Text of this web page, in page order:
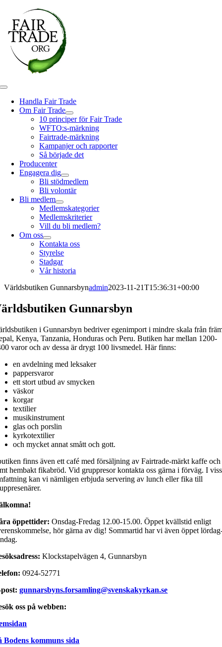
innehållet
Toggle
NavigationHandla Fair Trade
Om Fair Trade
10 principer för Fair Trade
WFTO:s-märkning
Fairtrade-märkning
Kampanjer och rapporter
Så började det
Producenter
Engagera dig
Bli stödmedlem
Bli volontär
Bli medlem
Medlemskategorier
Medlemskriterier
Vill du bli medlem?
Om oss
Kontakta oss
Styrelse
Stadgar
Vår historia
Världsbutiken Gunnarsbynadmin2023-11-21T15:36:31+00:00
Gunnarsbyn
i Gunnarsbyn bedriver egenimport i mindre skala från
Kenya, Tanzania, Honduras och Peru. Butiken har mellan 1200-
varor och av dessa är drygt 100 livsmedel. Här finns:
en avdelning med leksaker
pappersvaror
ett stort utbud av smycken
väskor
korgar
textilier
musikinstrument
glas och porslin
kyrkotextilier
och mycket annat smått och gott.
finns även ett café med försäljning av Fairtrade-märkt kaffe och
hembakt fikabröd. Vid gruppresor kontakta oss gärna i förväg. I viss
kan vi nämligen erbjuda servering av lunch eller fika till
öppettider:Onsdag-Fredag 12.00-15.00. Öppet kvällstid enligt
hör gärna av dig! Sommartid har vi även öppet
Klockstapelvägen 4, Gunnarsbyn
0924-52771
post:gunnarsbyns.forsamling@svenskakyrkan.se
oss på webben:
Bodens kommuns sida